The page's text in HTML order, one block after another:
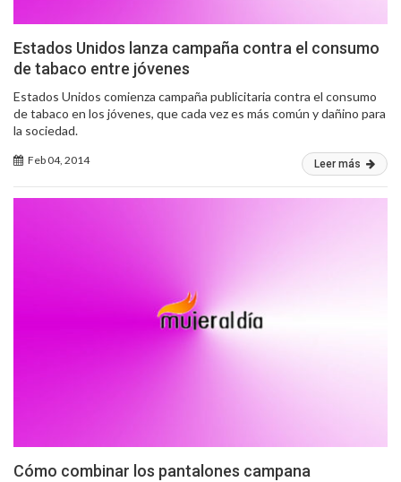
Estados Unidos lanza campaña contra el consumo
de tabaco entre jóvenes
Estados Unidos comienza campaña publicitaria contra el consumo
de tabaco en los jóvenes, que cada vez es más común y dañino para
la sociedad.
Feb 04, 2014 Leer más
Cómo combinar los pantalones campana